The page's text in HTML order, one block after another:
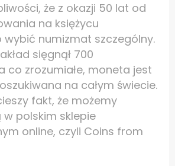
że z okazji 50 lat od
na księżycu
numizmat szczególny.
sięgnął 700
co zrozumiałe, moneta jest
na całym świecie.
fakt, że możemy
polskim sklepie
online, czyli Coins from